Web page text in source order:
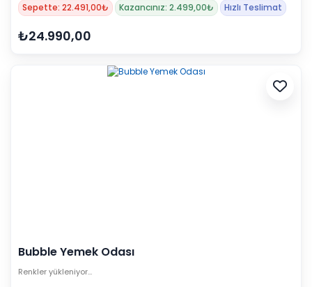
Sepette: 22.491,00₺ Kazancınız: 2.499,00₺ Hızlı Teslimat
₺24.990,00
Bubble Yemek Odası
Renkler yükleniyor…